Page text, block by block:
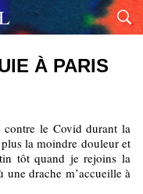
À PARIS
contre le Covid durant la
la moindre douleur et
tôt quand je rejoins la
une drache m’accueille à